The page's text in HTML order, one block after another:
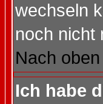
wechseln
noch nicht
Nach oben
Ich habe